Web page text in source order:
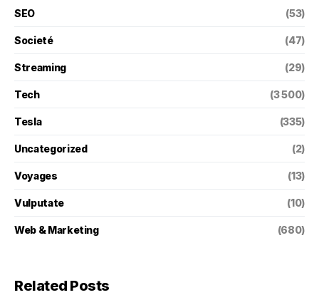
SEO (53)
Societé (47)
Streaming (29)
Tech (3 500)
Tesla (335)
Uncategorized (2)
Voyages (13)
Vulputate (10)
Web & Marketing (680)
Related Posts